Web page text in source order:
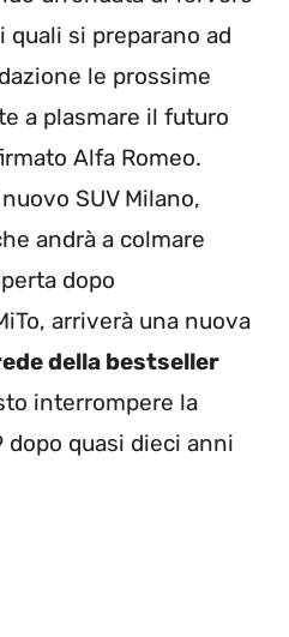
si preparano ad
le prossime
a plasmare il futuro
Alfa Romeo.
SUV Milano,
andrà a colmare
dopo
arriverà una nuova
della bestseller
interrompere la
dopo quasi dieci anni